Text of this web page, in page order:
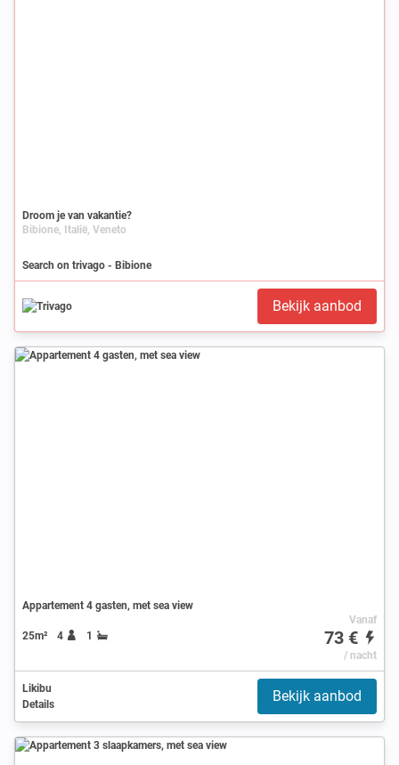
Droom je van vakantie?
Bibione, Italië, Veneto
Search on trivago - Bibione
Bekijk aanbod
Appartement 4 gasten, met sea view
25m² 4 1
Vanaf
73 €
/ nacht
Likibu
Details
Bekijk aanbod